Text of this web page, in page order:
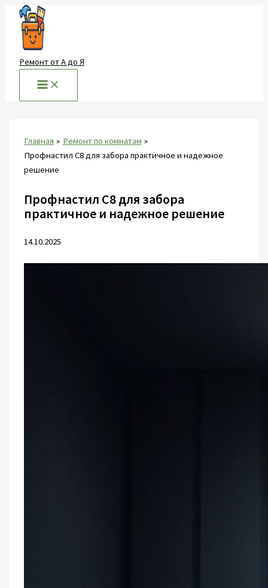
Перейти
содержимому
Ремонт от А до Я
Главная
Ремонт по комнатам
Профнастил С8 для забора практичное и надежное
решение
Профнастил С8 для забора
практичное и надежное решение
14.10.2025